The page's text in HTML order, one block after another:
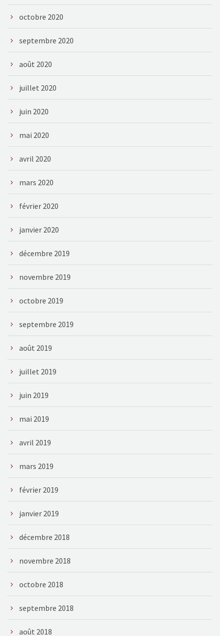
octobre 2020
septembre 2020
août 2020
juillet 2020
juin 2020
mai 2020
avril 2020
mars 2020
février 2020
janvier 2020
décembre 2019
novembre 2019
octobre 2019
septembre 2019
août 2019
juillet 2019
juin 2019
mai 2019
avril 2019
mars 2019
février 2019
janvier 2019
décembre 2018
novembre 2018
octobre 2018
septembre 2018
août 2018